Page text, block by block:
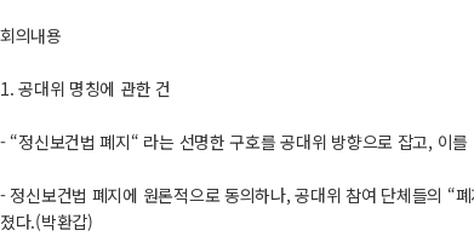
회의내용
1. 공대위 명칭에 관한 건
- “정신보건법 폐지“ 라는 선명한 구호를 공대위 방향으로 잡고, 이
- 정신보건법 폐지에 원론적으로 동의하나, 공대위 참여 단체들의 “
졌다.(박환갑)